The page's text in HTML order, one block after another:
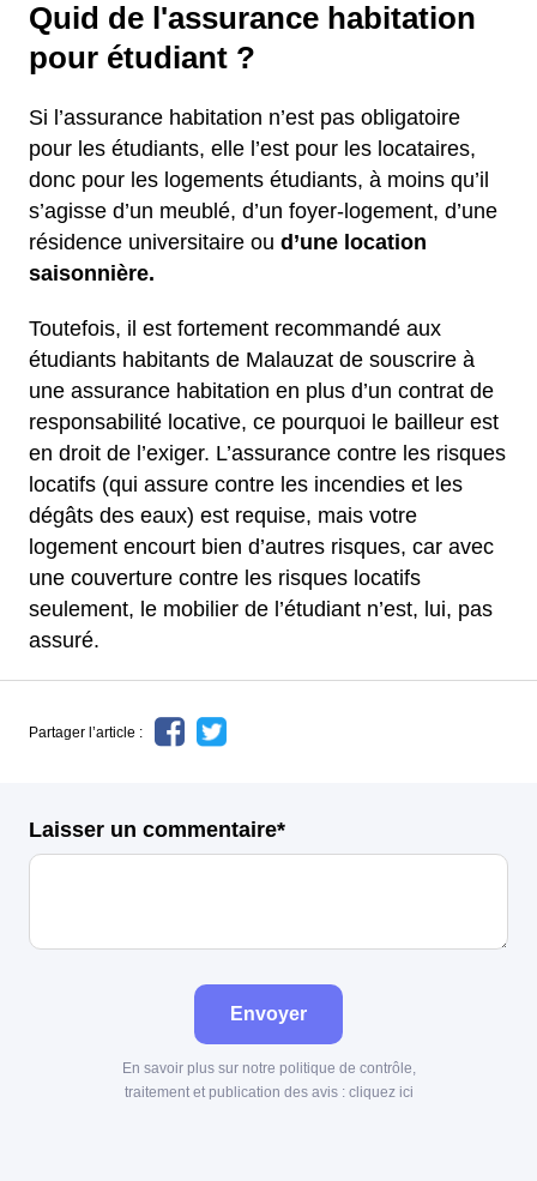
Quid de l'assurance habitation
pour étudiant ?
Si l’assurance habitation n’est pas obligatoire
pour les étudiants, elle l’est pour les locataires,
donc pour les logements étudiants, à moins qu’il
s’agisse d’un meublé, d’un foyer-logement, d’une
résidence universitaire ou d’une location
saisonnière.
Toutefois, il est fortement recommandé aux
étudiants habitants de Malauzat de souscrire à
une assurance habitation en plus d’un contrat de
responsabilité locative, ce pourquoi le bailleur est
en droit de l’exiger. L’assurance contre les risques
locatifs (qui assure contre les incendies et les
dégâts des eaux) est requise, mais votre
logement encourt bien d’autres risques, car avec
une couverture contre les risques locatifs
seulement, le mobilier de l’étudiant n’est, lui, pas
assuré.
Partager l’article :
Laisser un commentaire*
Envoyer
En savoir plus sur notre politique de contrôle,
traitement et publication des avis : cliquez ici